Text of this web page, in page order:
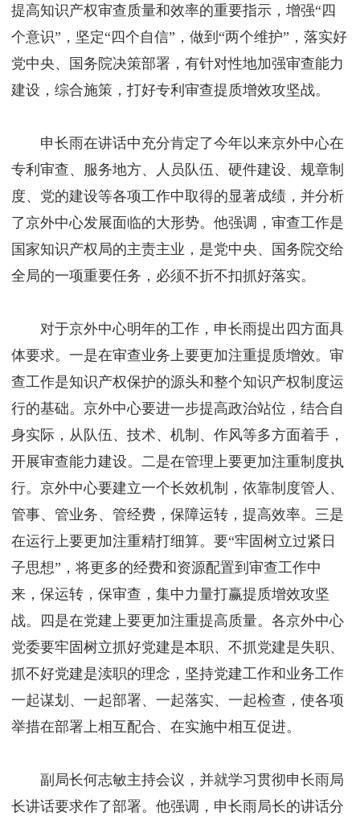
提高知识产权审查质量和效率的重要指示，增强“四
个意识”，坚定“四个自信”，做到“两个维护”，落实好
党中央、国务院决策部署，有针对性地加强审查能力
建设，综合施策，打好专利审查提质增效攻坚战。
申长雨在讲话中充分肯定了今年以来京外中心在
专利审查、服务地方、人员队伍、硬件建设、规章制
度、党的建设等各项工作中取得的显著成绩，并分析
了京外中心发展面临的大形势。他强调，审查工作是
国家知识产权局的主责主业，是党中央、国务院交给
全局的一项重要任务，必须不折不扣抓好落实。
对于京外中心明年的工作，申长雨提出四方面具
体要求。一是在审查业务上要更加注重提质增效。审
查工作是知识产权保护的源头和整个知识产权制度运
行的基础。京外中心要进一步提高政治站位，结合自
身实际，从队伍、技术、机制、作风等多方面着手，
开展审查能力建设。二是在管理上要更加注重制度执
行。京外中心要建立一个长效机制，依靠制度管人、
管事、管业务、管经费，保障运转，提高效率。三是
在运行上要更加注重精打细算。要“牢固树立过紧日
子思想”，将更多的经费和资源配置到审查工作中
来，保运转，保审查，集中力量打赢提质增效攻坚
战。四是在党建上要更加注重提高质量。各京外中心
党委要牢固树立抓好党建是本职、不抓党建是失职、
抓不好党建是渎职的理念，坚持党建工作和业务工作
一起谋划、一起部署、一起落实、一起检查，使各项
举措在部署上相互配合、在实施中相互促进。
副局长何志敏主持会议，并就学习贯彻申长雨局
长讲话要求作了部署。他强调，申长雨局长的讲话分